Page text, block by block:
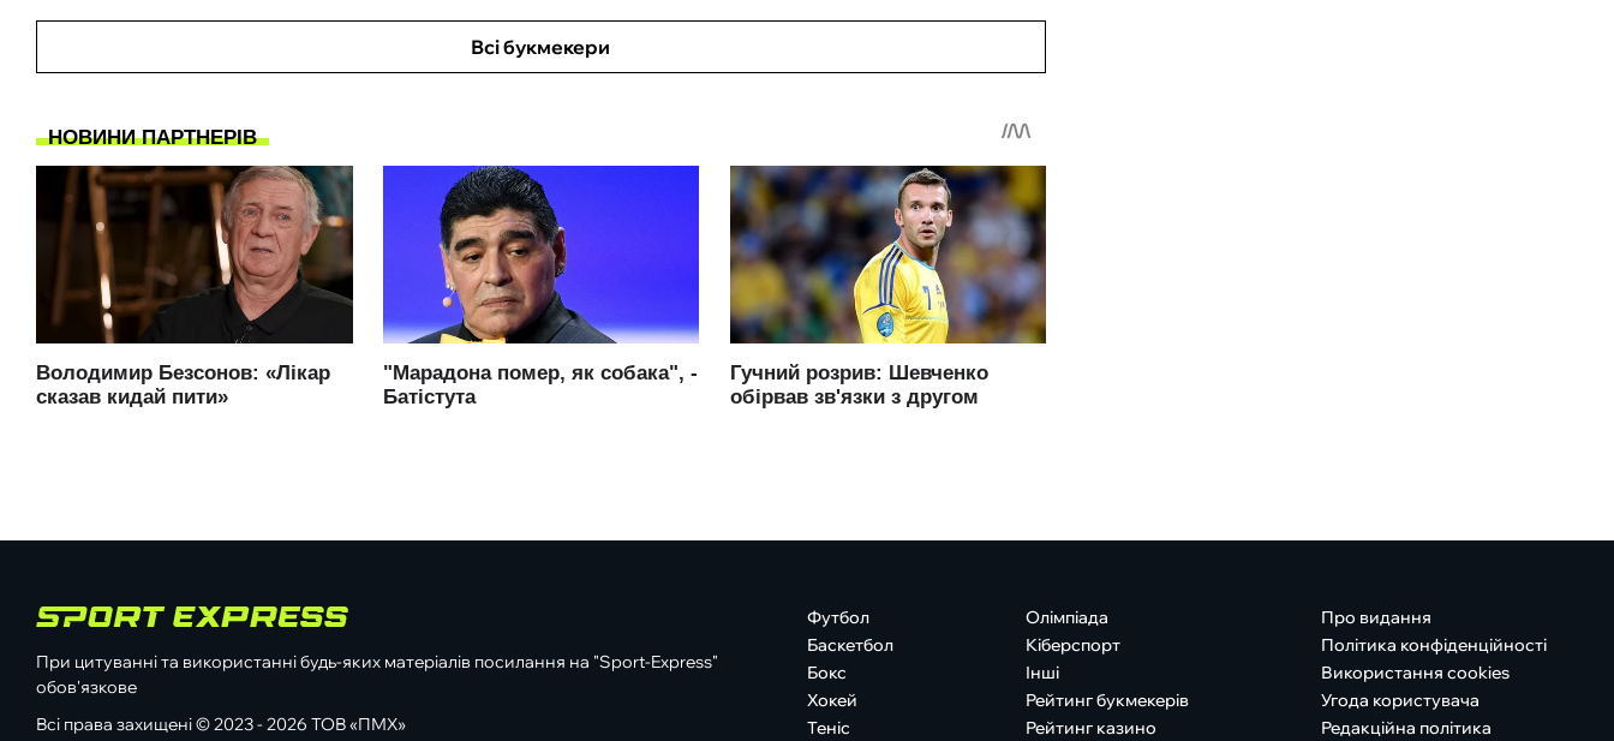
Всі букмекери
При цитуванні та використанні будь-яких матеріалів посилання на "Sport-Express"
обов'язкове
Всі права захищені © 2023 - 2026 ТОВ «ПМХ»
Футбол
Баскетбол
Бокс
Хокей
Теніс
Олімпіада
Кіберспорт
Інші
Рейтинг букмекерів
Рейтинг казино
Про видання
Політика конфіденційності
Використання cookies
Угода користувача
Редакційна політика